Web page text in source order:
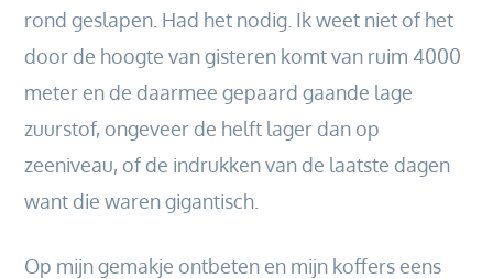
rond geslapen. Had het nodig. Ik weet niet of het
door de hoogte van gisteren komt van ruim 4000
meter en de daarmee gepaard gaande lage
zuurstof, ongeveer de helft lager dan op
zeeniveau, of de indrukken van de laatste dagen
want die waren gigantisch.
Op mijn gemakje ontbeten en mijn koffers eens